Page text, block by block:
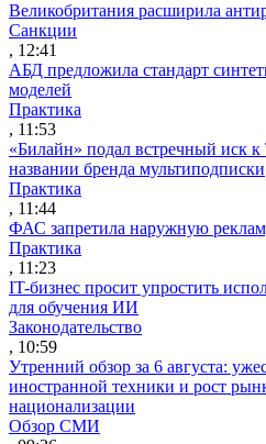
Великобритания расширила
Санкции
, 12:41
АБД предложила стандарт
моделей
Практика
, 11:53
«Билайн» подал встречный иск к
названии бренда мультиподписки
Практика
, 11:44
ФАС запретила наружную
Практика
, 11:23
IT-бизнес просит упростить
для обучения ИИ
Законодательство
, 10:59
Утренний обзор за 6 августа:
иностранной техники и рост
национализации
Обзор СМИ